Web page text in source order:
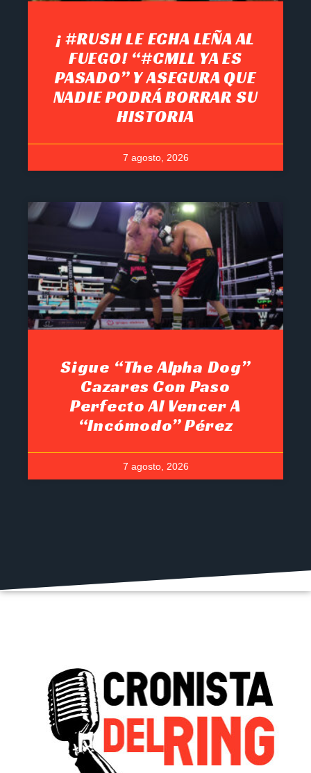
¡ #RUSH LE ECHA LEÑA AL
FUEGO! “#CMLL YA ES
PASADO” Y ASEGURA QUE
NADIE PODRÁ BORRAR SU
HISTORIA
7 agosto, 2026
Sigue “The Alpha Dog”
Cazares Con Paso
Perfecto Al Vencer A
“Incómodo” Pérez
7 agosto, 2026